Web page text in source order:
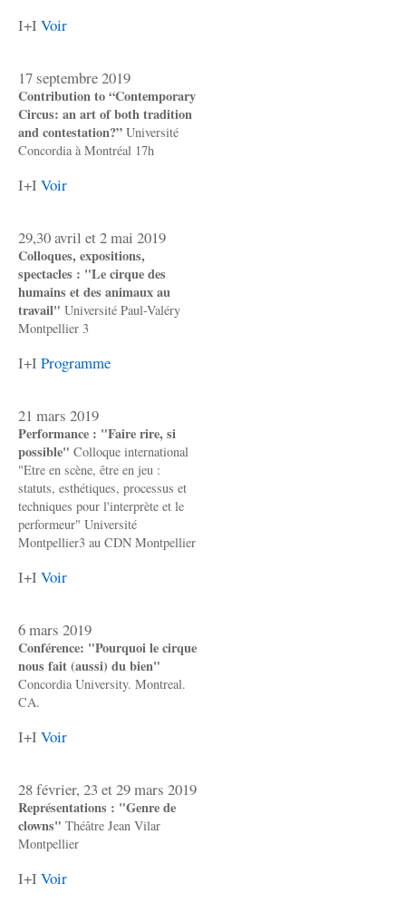
I+I Voir
17 septembre 2019
Contribution to “Contemporary
Circus: an art of both tradition
and contestation?” Université
Concordia à Montréal 17h
I+I Voir
29,30 avril et 2 mai 2019
Colloques, expositions,
spectacles : "Le cirque des
humains et des animaux au
travail" Université Paul-Valéry
Montpellier 3
I+I Programme
21 mars 2019
Performance : "Faire rire, si
possible" Colloque international
"Etre en scène, être en jeu :
statuts, esthétiques, processus et
techniques pour l'interprète et le
performeur" Université
Montpellier3 au CDN Montpellier
I+I Voir
6 mars 2019
Conférence: "Pourquoi le cirque
nous fait (aussi) du bien"
Concordia University. Montreal.
CA.
I+I Voir
28 février, 23 et 29 mars 2019
Représentations : "Genre de
clowns" Théâtre Jean Vilar
Montpellier
I+I Voir